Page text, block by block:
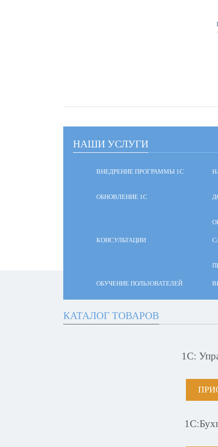
НАШИ УСЛУГИ
ВНЕДРЕНИЕ ПРОГРАММЫ 1С
ОБНОВЛЕНИЕ 1С
КОНСУЛЬТАЦИИ
ОБУЧЕНИЕ ПОЛЬЗОВАТЕЛЕЙ
КАТАЛОГ ТОВАРОВ
1С: